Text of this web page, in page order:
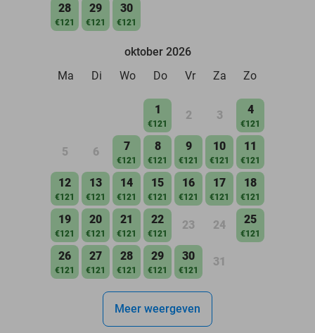
28
€121
29
€121
30
€121
oktober 2026
Ma
Di Wo Do Vr Za Zo
1
€121
2 3 4
€121
5 6 7
€121
8
€121
9
€121
10
€121
11
€121
12
€121
13
€121
14
€121
15
€121
16
€121
17
€121
18
€121
19
€121
20
€121
21
€121
22
€121
23 24 25
€121
26
€121
27
€121
28
€121
29
€121
30
€121
31
Meer weergeven